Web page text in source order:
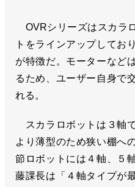
OVRシリーズはスカラ
トをラインアップしてお
が特徴だ。モーターなど
るため、ユーザー自身で
れる。
スカラロボットは３軸
より薄型のため狭い棚へ
節ロボットには４軸、５
藤課長は「４軸タイプが